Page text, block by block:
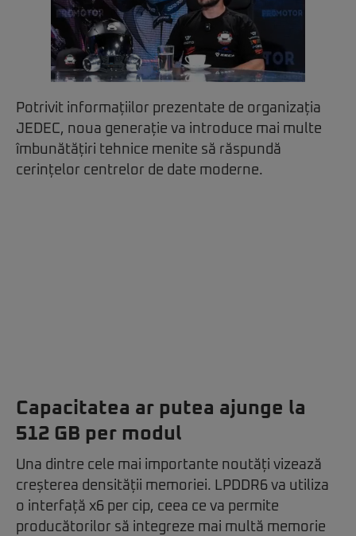
Potrivit informațiilor prezentate de organizația
JEDEC, noua generație va introduce mai multe
îmbunătățiri tehnice menite să răspundă
cerințelor centrelor de date moderne.
Capacitatea ar putea ajunge la
512 GB per modul
Una dintre cele mai importante noutăți vizează
creșterea densității memoriei. LPDDR6 va utiliza
o interfață x6 per cip, ceea ce va permite
producătorilor să integreze mai multă memorie